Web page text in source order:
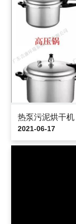
热泵污泥烘干机
2021-06-17